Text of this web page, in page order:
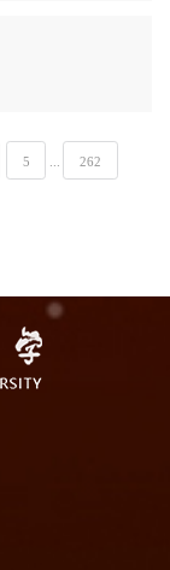
5 262